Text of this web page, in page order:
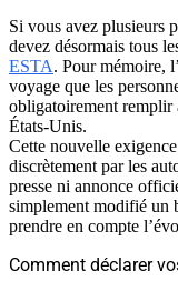
Si vous avez plusieurs
devez désormais tous
ESTA. Pour mémoire,
voyage que les
obligatoirement remplir
États-Unis.
Cette nouvelle
discrètement par les
presse ni annonce
simplement modifié un
prendre en compte
Comment déclarer